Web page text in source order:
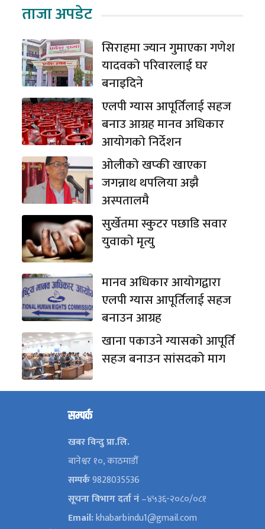
ताजा अपडेट
सिराहमा ज्यान गुमाएका गणेश
यादवको परिवारलाई घर
बनाइदिने
एलपी ग्यास आपूर्तिलाई सहज
बनाउ आग्रह मानव अधिकार
आयोगको निर्देशन
ओलीको खप्की खाएका
जगन्नाथ थपलिया अझै
अस्पतालमै
सुर्खेतमा स्कुटर पछाडि सवार
युवाको मृत्यु
मानव अधिकार आयोगद्वारा
एलपी ग्यास आपूर्तिलाई सहज
बनाउन आग्रह
खाना पकाउने ग्यासको आपूर्ति
सहज बनाउन सांसदको माग
सम्पर्क
खबर विन्दु प्रा.लि.
बानेश्वर १०, काठमाडौँ
सम्पर्क9828035536
सूचना विभाग दर्ता नं–४५३६-२०८०/०८१
Email:khabarbindu1@gmail.com